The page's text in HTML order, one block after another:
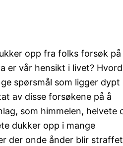
opp fra folks forsøk på
er vår hensikt i livet?
spørsmål som ligger dypt
av disse forsøkene på å
som himmelen, helvete
dukker opp i mange
der onde ånder blir